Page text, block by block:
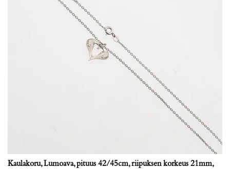
Kaulakoru, Lumoava, pituus 42/45cm, riipuksen korkeus 21mm,